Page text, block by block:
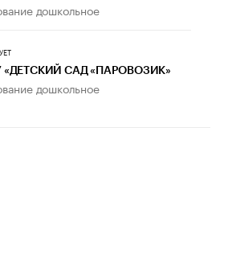
дошкольное
«ДЕТСКИЙ САД «ПАРОВОЗИК»
дошкольное